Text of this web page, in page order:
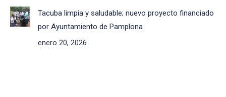
Tacuba limpia y saludable; nuevo proyecto financiado
por Ayuntamiento de Pamplona
enero 20, 2026